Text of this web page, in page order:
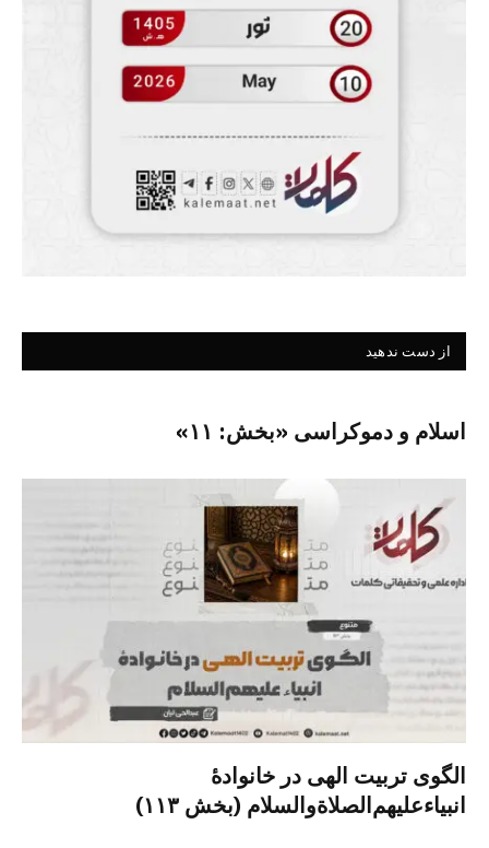
از دست ندهید
اسلام و دموکراسی «بخش: ۱۱»
الگوی تربیت الهی در خانوادۀ
انبیاءعلیهم‌الصلاةو‌السلام (بخش ۱۱۳)